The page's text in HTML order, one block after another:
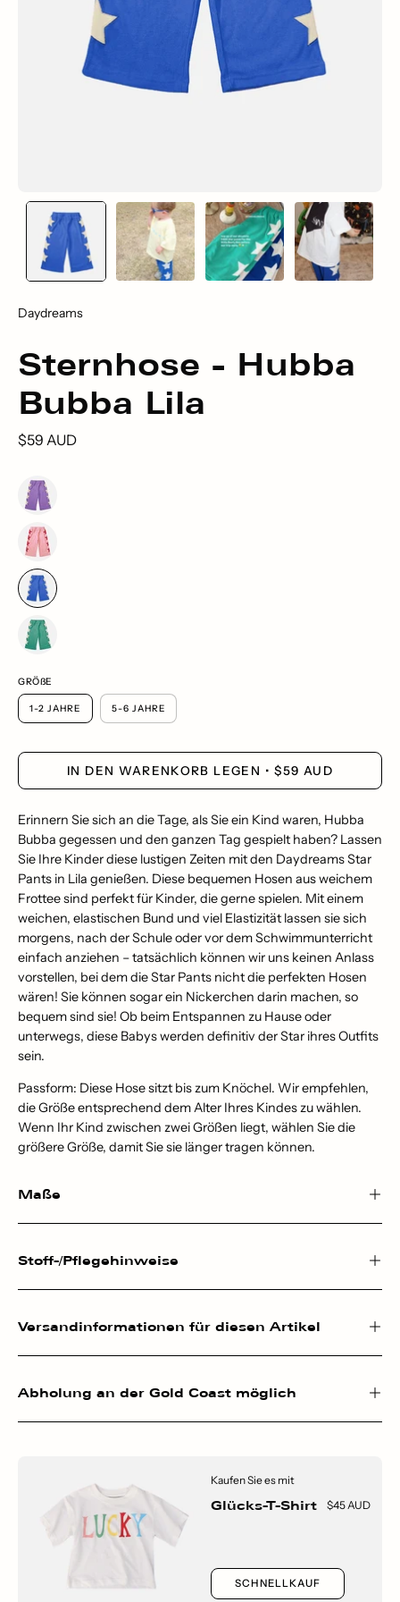
Daydreams
Sternhose - Hubba
Bubba Lila
$59 AUD
GRÖßE
1-2 JAHRE 5-6 JAHRE
IN DEN WARENKORB LEGEN $59 AUD
Erinnern Sie sich an die Tage, als Sie ein Kind waren, Hubba
Bubba gegessen und den ganzen Tag gespielt haben? Lassen
Sie Ihre Kinder diese lustigen Zeiten mit den Daydreams Star
Pants in Lila genießen. Diese bequemen Hosen aus weichem
Frottee sind perfekt für Kinder, die gerne spielen. Mit einem
weichen, elastischen Bund und viel Elastizität lassen sie sich
morgens, nach der Schule oder vor dem Schwimmunterricht
einfach anziehen – tatsächlich können wir uns keinen Anlass
vorstellen, bei dem die Star Pants nicht die perfekten Hosen
wären! Sie können sogar ein Nickerchen darin machen, so
bequem sind sie! Ob beim Entspannen zu Hause oder
unterwegs, diese Babys werden definitiv der Star ihres Outfits
sein.
Passform: Diese Hose sitzt bis zum Knöchel. Wir empfehlen,
die Größe entsprechend dem Alter Ihres Kindes zu wählen.
Wenn Ihr Kind zwischen zwei Größen liegt, wählen Sie die
größere Größe, damit Sie sie länger tragen können.
Maße
Stoff-/Pflegehinweise
Versandinformationen für diesen Artikel
Abholung an der Gold Coast möglich
Kaufen Sie es mit
Glücks-T-Shirt $45 AUD
SCHNELLKAUF